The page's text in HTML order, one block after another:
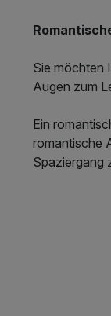
Sie möchten
Augen zum
Ein
romantische
Spaziergang